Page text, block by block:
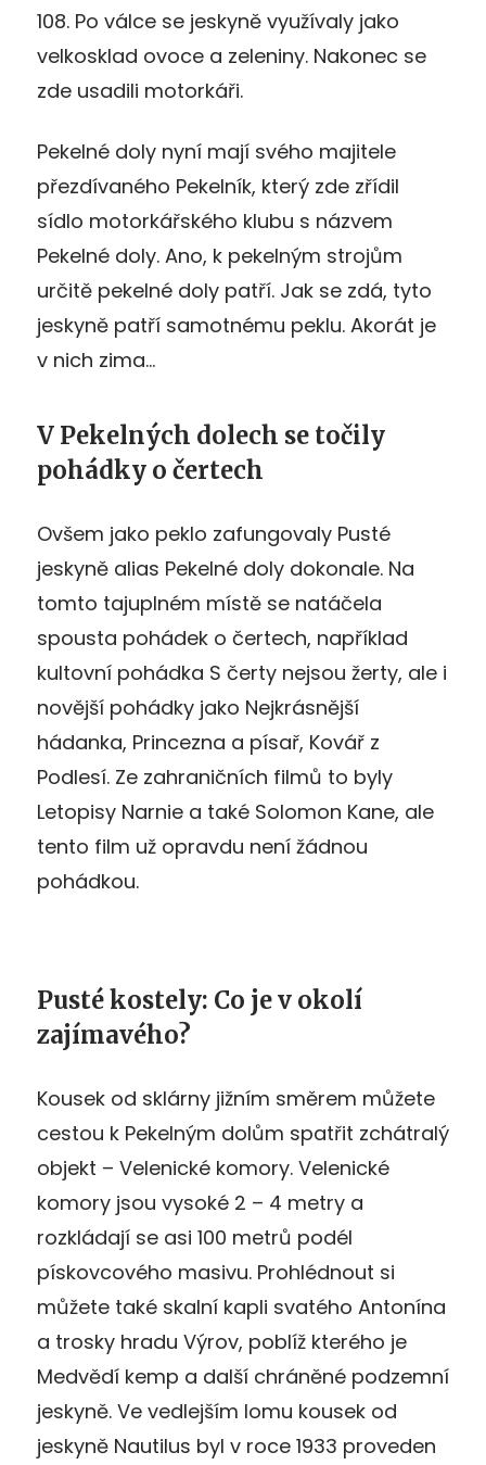
108. Po válce se jeskyně využívaly jako
velkosklad ovoce a zeleniny. Nakonec se
zde usadili motorkáři.
Pekelné doly nyní mají svého majitele
přezdívaného Pekelník, který zde zřídil
sídlo motorkářského klubu s názvem
Pekelné doly. Ano, k pekelným strojům
určitě pekelné doly patří. Jak se zdá, tyto
jeskyně patří samotnému peklu. Akorát je
v nich zima…
V Pekelných dolech se točily
pohádky o čertech
Ovšem jako peklo zafungovaly Pusté
jeskyně alias Pekelné doly dokonale. Na
tomto tajuplném místě se natáčela
spousta pohádek o čertech, například
kultovní pohádka S čerty nejsou žerty, ale i
novější pohádky jako Nejkrásnější
hádanka, Princezna a písař, Kovář z
Podlesí. Ze zahraničních filmů to byly
Letopisy Narnie a také Solomon Kane, ale
tento film už opravdu není žádnou
pohádkou.
Pusté kostely: Co je v okolí
zajímavého?
Kousek od sklárny jižním směrem můžete
cestou k Pekelným dolům spatřit zchátralý
objekt – Velenické komory. Velenické
komory jsou vysoké 2 – 4 metry a
rozkládají se asi 100 metrů podél
pískovcového masivu. Prohlédnout si
můžete také skalní kapli svatého Antonína
a trosky hradu Výrov, poblíž kterého je
Medvědí kemp a další chráněné podzemní
jeskyně. Ve vedlejším lomu kousek od
jeskyně Nautilus byl v roce 1933 proveden